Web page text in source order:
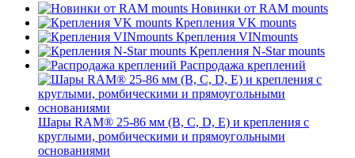
Новинки от RAM mounts
Крепления VK mounts
Крепления VINmounts
Крепления N-Star mounts
Распродажа креплений
Шары RAM® 25-86 мм (B, C, D, E) и крепления с
круглыми, ромбическими и прямоугольными
основаниями